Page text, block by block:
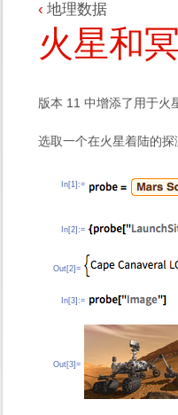
地理数据
火星和
版本 11 中增添了用于火
选取一个在火星着陆的探
In[1]:=
In[2]:=
Out[2]=
In[3]:=
Out[3]=